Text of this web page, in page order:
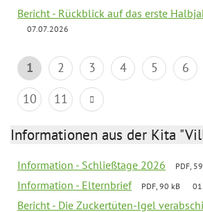
Bericht - Rückblick auf das erste
07.07.2026
1 2 3 4 5 6
10
11
Informationen aus der Kita
Information - Schließtage 2026 PDF,
Information - Elternbrief PDF, 90 kB
Bericht - Die Zuckertüten-Igel